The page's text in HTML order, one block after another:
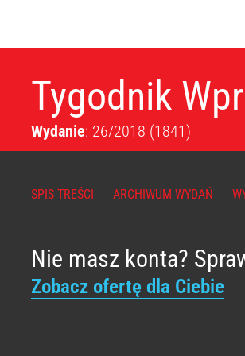
Tygodnik
Wydanie: 26/2018 (1841)
SPIS TREŚCI ARCHIWUM WYDAŃ
Nie masz konta?
Zobacz ofertę dla Ciebie